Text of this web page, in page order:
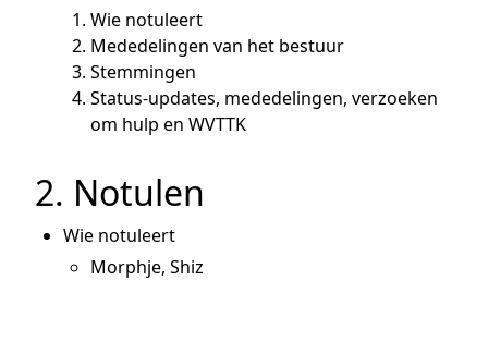
Wie notuleert
Mededelingen van het bestuur
Stemmingen
Status-updates, mededelingen, verzoeken
om hulp en WVTTK
2. Notulen
Wie notuleert
Morphje, Shiz